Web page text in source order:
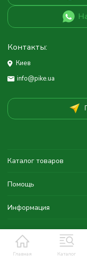
Главная Каталог
Контакты:
Киев
info@pike.ua
Каталог товаров
Помощь
Информация